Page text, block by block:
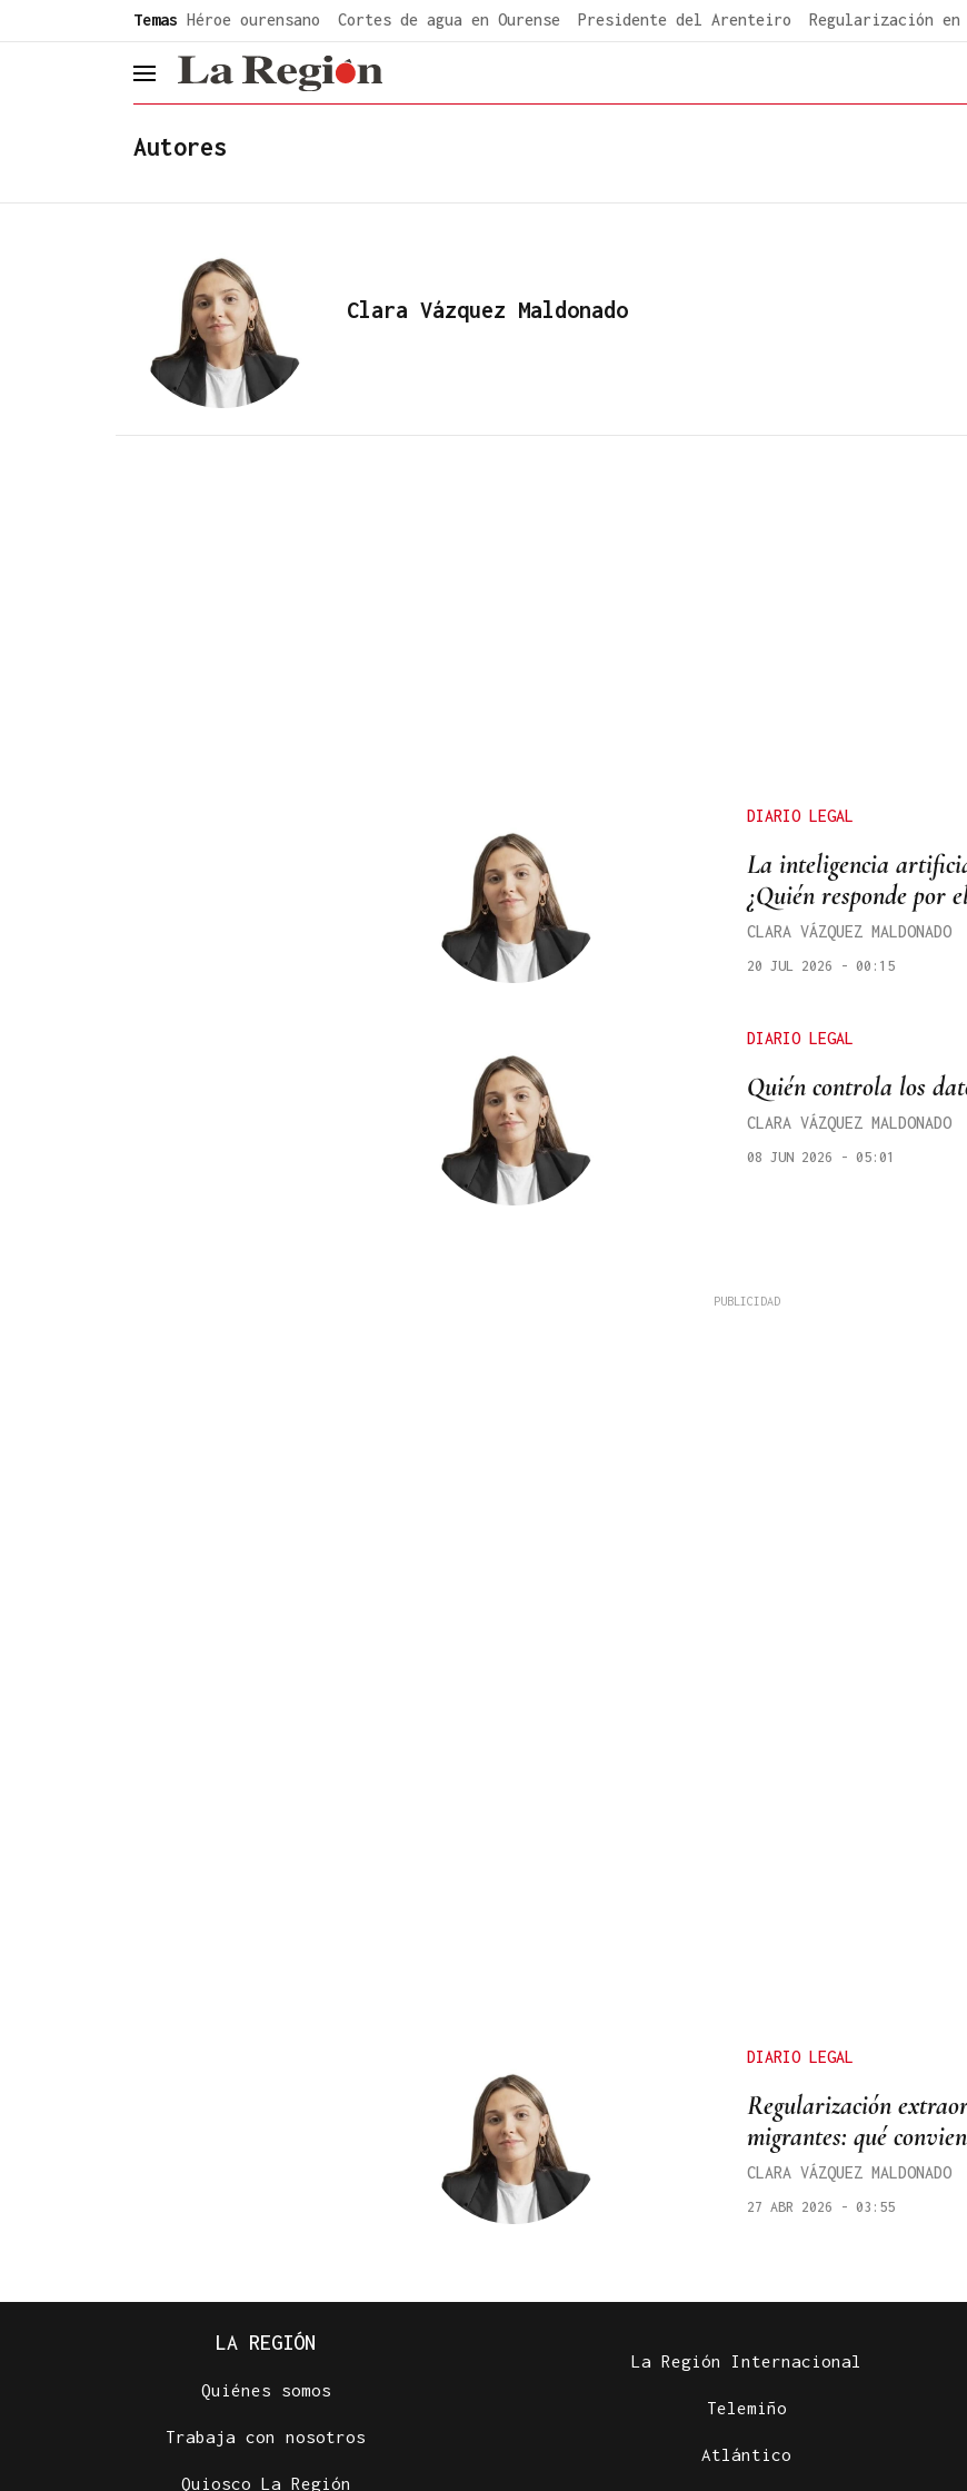
Temas Héroe ourensano Cortes de agua en Ourense Presidente del Arenteiro Regularización en
header.menu.open
Autores
Clara Vázquez Maldonado
DIARIO LEGAL
La inteligencia
¿Quién responde por
CLARA VÁZQUEZ MALDONADO
20 JUL 2026 - 00:15
DIARIO LEGAL
Quién controla los
CLARA VÁZQUEZ MALDONADO
08 JUN 2026 - 05:01
DIARIO LEGAL
Regularización
migrantes: qué
CLARA VÁZQUEZ MALDONADO
27 ABR 2026 - 03:55
LA REGIÓN
Quiénes somos
Trabaja con nosotros
Quiosco La Región
La Región Internacional
Telemiño
Atlántico